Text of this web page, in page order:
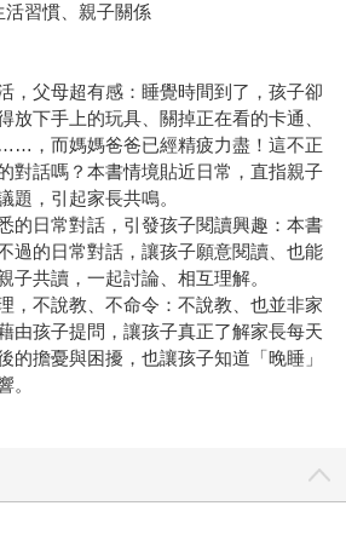
活習慣、親子關係
，父母超有感：睡覺時間到了，孩子卻
放下手上的玩具、關掉正在看的卡通、
，而媽媽爸爸已經精疲力盡！這不正
對話嗎？本書情境貼近日常，直指親子
題，引起家長共鳴。
的日常對話，引發孩子閱讀興趣：本書
過的日常對話，讓孩子願意閱讀、也能
子共讀，一起討論、相互理解。
，不說教、不命令：不說教、也並非家
由孩子提問，讓孩子真正了解家長每天
的擔憂與困擾，也讓孩子知道「晚睡」
。